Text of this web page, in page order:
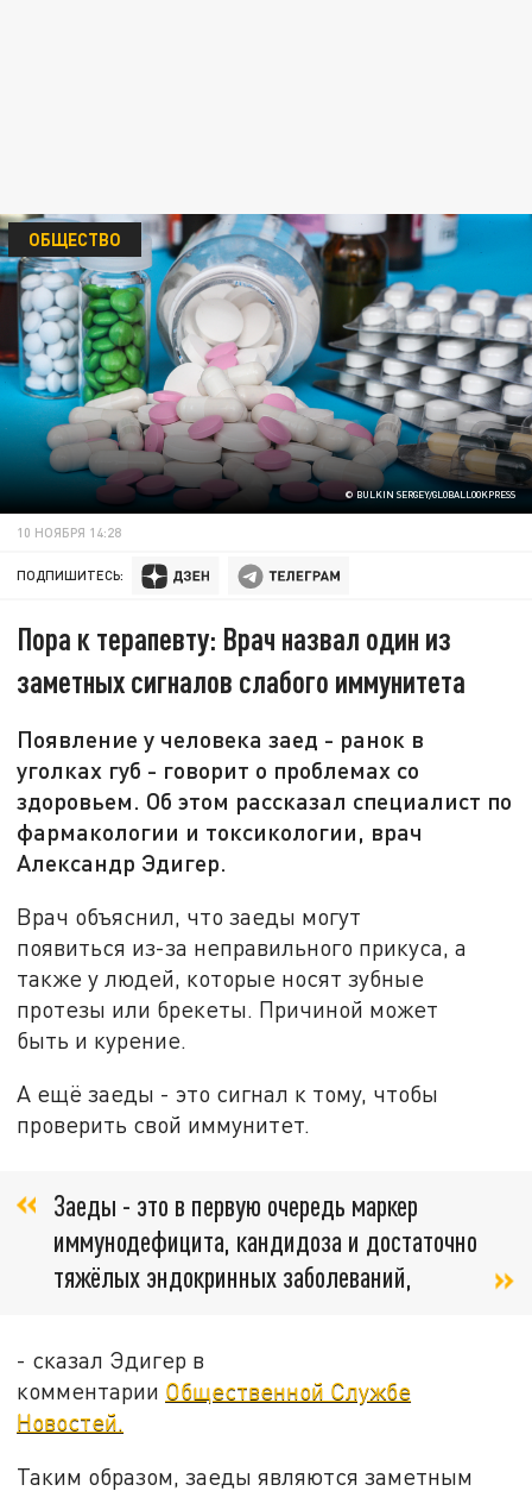
© BULKIN SERGEY/GLOBALLOOKPRESS
ОБЩЕСТВО
10 НОЯБРЯ 14:28
ПОДПИШИТЕСЬ:
Пора к терапевту: Врач назвал один из
заметных сигналов слабого иммунитета
Появление у человека заед - ранок в
уголках губ - говорит о проблемах со
здоровьем. Об этом рассказал специалист по
фармакологии и токсикологии, врач
Александр Эдигер.
Врач объяснил, что заеды могут
появиться из-за неправильного прикуса, а
также у людей, которые носят зубные
протезы или брекеты. Причиной может
быть и курение.
А ещё заеды - это сигнал к тому, чтобы
проверить свой иммунитет.
Заеды - это в первую очередь маркер
иммунодефицита, кандидоза и достаточно
тяжёлых эндокринных заболеваний,
- сказал Эдигер в
комментарии Общественной Службе
Новостей.
Таким образом, заеды являются заметным